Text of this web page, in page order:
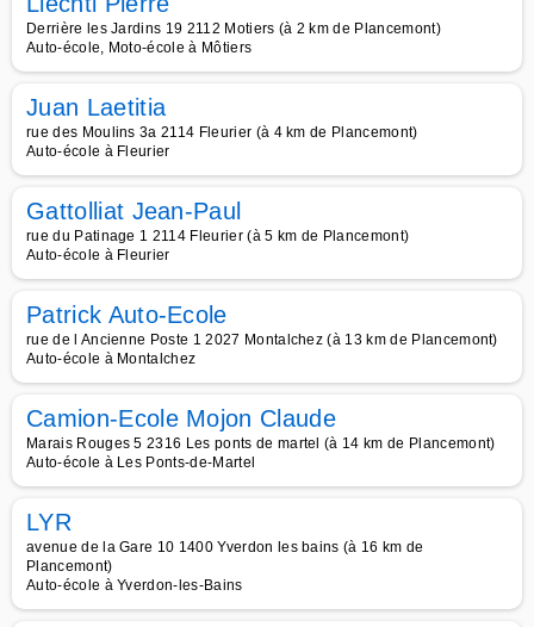
Derrière les Jardins 19 2112 Motiers (à 2 km de Plancemont)
Auto-école, Moto-école à Môtiers
Juan Laetitia
rue des Moulins 3a 2114 Fleurier (à 4 km de Plancemont)
Auto-école à Fleurier
Gattolliat Jean-Paul
rue du Patinage 1 2114 Fleurier (à 5 km de Plancemont)
Auto-école à Fleurier
Patrick Auto-Ecole
rue de l Ancienne Poste 1 2027 Montalchez (à 13 km de Plancemont)
Auto-école à Montalchez
Camion-Ecole Mojon Claude
Marais Rouges 5 2316 Les ponts de martel (à 14 km de Plancemont)
Auto-école à Les Ponts-de-Martel
LYR
avenue de la Gare 10 1400 Yverdon les bains (à 16 km de
Plancemont)
Auto-école à Yverdon-les-Bains